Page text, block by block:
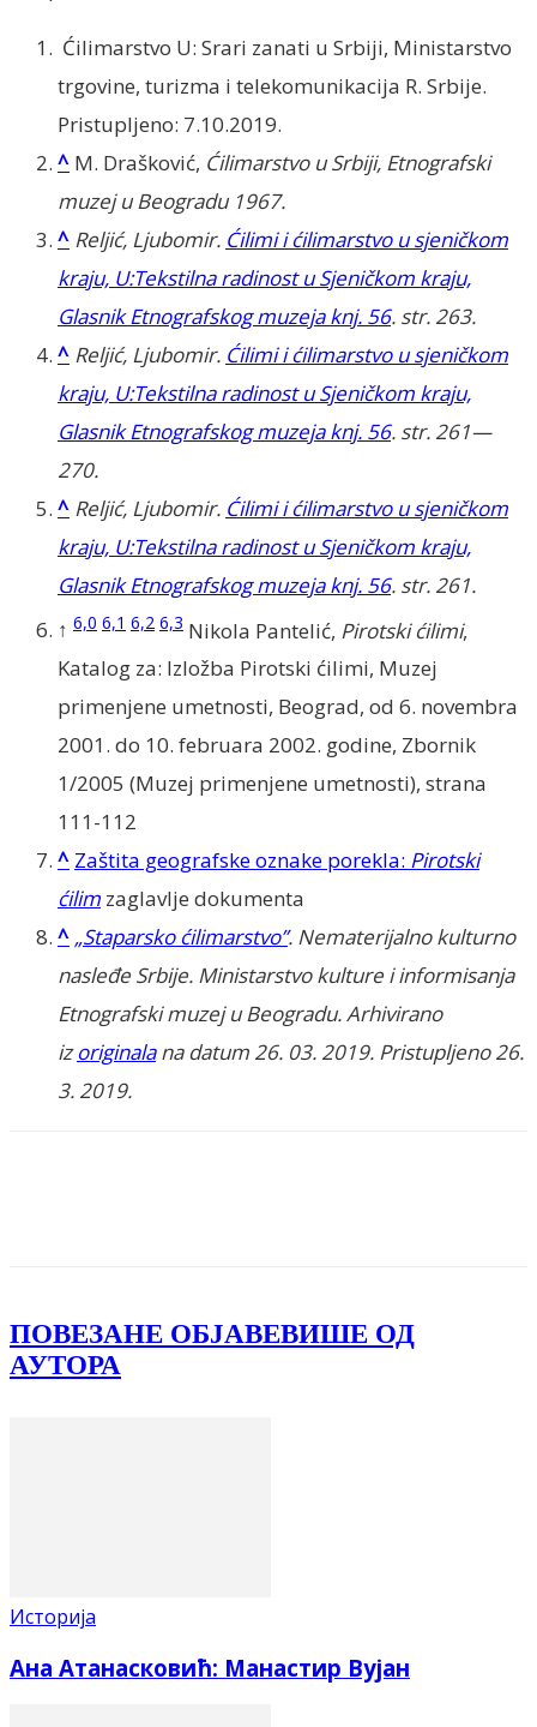
Ćilimarstvo U: Srari zanati u Srbiji, Ministarstvo
trgovine, turizma i telekomunikacija R. Srbije.
Pristupljeno: 7.10.2019.
^ M. Drašković, Ćilimarstvo u Srbiji, Etnografski
muzej u Beogradu 1967.
^ Reljić, Ljubomir. Ćilimi i ćilimarstvo u sjeničkom
kraju, U:Tekstilna radinost u Sjeničkom kraju,
Glasnik Etnografskog muzeja knj. 56. str. 263.
^ Reljić, Ljubomir. Ćilimi i ćilimarstvo u sjeničkom
kraju, U:Tekstilna radinost u Sjeničkom kraju,
Glasnik Etnografskog muzeja knj. 56. str. 261—
270.
^ Reljić, Ljubomir. Ćilimi i ćilimarstvo u sjeničkom
kraju, U:Tekstilna radinost u Sjeničkom kraju,
Glasnik Etnografskog muzeja knj. 56. str. 261.
↑ 6,0 6,1 6,2 6,3 Nikola Pantelić, Pirotski ćilimi,
Katalog za: Izložba Pirotski ćilimi, Muzej
primenjene umetnosti, Beograd, od 6. novembra
2001. do 10. februara 2002. godine, Zbornik
1/2005 (Muzej primenjene umetnosti), strana
111-112
^ Zaštita geografske oznake porekla: Pirotski
ćilim zaglavlje dokumenta
^ „Staparsko ćilimarstvo”. Nematerijalno kulturno
nasleđe Srbije. Ministarstvo kulture i informisanja
Etnografski muzej u Beogradu. Arhivirano
izoriginalana datum 26. 03. 2019. Pristupljeno26.
3. 2019.
ПОВЕЗАНЕ ОБЈАВЕВИШЕ ОД
АУТОРА
Историја
Ана Атанасковић: Манастир Вујан